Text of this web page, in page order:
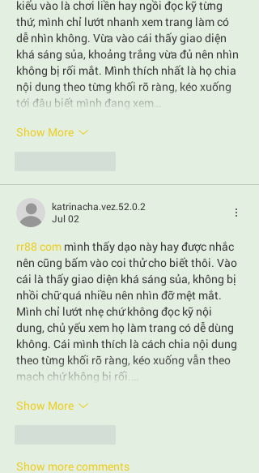
kiểu vào là chơi liền hay ngồi đọc kỹ từng
thứ, mình chỉ lướt nhanh xem trang làm có
dễ nhìn không. Vừa vào cái thấy giao diện
khá sáng sủa, khoảng trắng vừa đủ nên nhìn
không bị rối mắt. Mình thích nhất là họ chia
nội dung theo từng khối rõ ràng, kéo xuống
tới đâu biết mình đang xem…
Show More
katrinacha.vez.52.0.2
Jul 02
rr88 com mình thấy dạo này hay được nhắc
nên cũng bấm vào coi thử cho biết thôi. Vào
cái là thấy giao diện khá sáng sủa, không bị
nhồi chữ quá nhiều nên nhìn đỡ mệt mắt.
Mình chỉ lướt nhẹ chứ không đọc kỹ nội
dung, chủ yếu xem họ làm trang có dễ dùng
không. Cái mình thích là cách chia nội dung
theo từng khối rõ ràng, kéo xuống vẫn theo
mạch chứ không bị rối.…
Show More
Show more comments